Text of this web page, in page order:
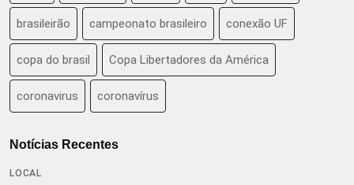
brasileirão campeonato brasileiro conexão UF
copa do brasil Copa Libertadores da América
coronavirus coronavírus
Notícias Recentes
LOCAL